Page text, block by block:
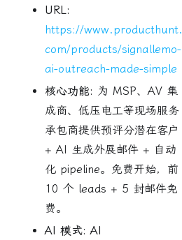
URL:
https://www.producthunt.
com/products/signallemo-
ai-outreach-made-simple
核心功能: 为 MSP、AV 集
成商、低压电工等现场服务
承包商提供预评分潜在客户
+ AI 生成外展邮件 + 自动
化 pipeline。免费开始，前
10 个 leads + 5 封邮件免
费。
AI 模式: AI